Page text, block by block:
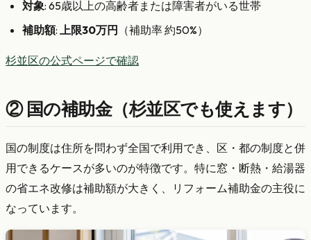
対象: 65歳以上の高齢者または障害者がいる世帯
補助額: 上限30万円 （補助率 約50%）
杉並区の公式ページで確認
② 国の補助金（杉並区でも使えます）
国の制度は住所を問わず全国で利用でき、区・都の制度と併
用できるケースが多いのが特徴です。特に窓・断熱・給湯器
の省エネ改修は補助額が大きく、リフォーム補助金の主役に
なっています。